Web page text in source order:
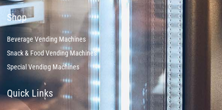
Shop
Beverage Vending Machines
Snack & Food Vending Machines
Special Vending Machines
Quick Links